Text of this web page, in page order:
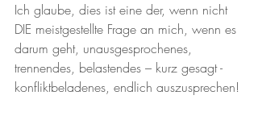
Ich glaube, dies ist eine der, wenn nicht
DIE meistgestellte Frage an mich, wenn es
darum geht, unausgesprochenes,
trennendes, belastendes – kurz gesagt -
konfliktbeladenes, endlich auszusprechen!